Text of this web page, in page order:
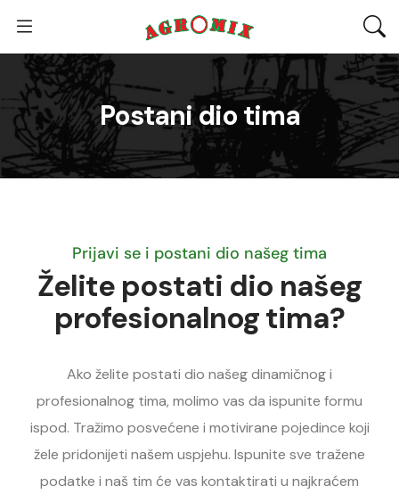
Postani dio tima
Prijavi se i postani dio našeg tima
Želite postati dio našeg
profesionalnog tima?
Ako želite postati dio našeg dinamičnog i
profesionalnog tima, molimo vas da ispunite formu
ispod. Tražimo posvećene i motivirane pojedince koji
žele pridonijeti našem uspjehu. Ispunite sve tražene
podatke i naš tim će vas kontaktirati u najkraćem